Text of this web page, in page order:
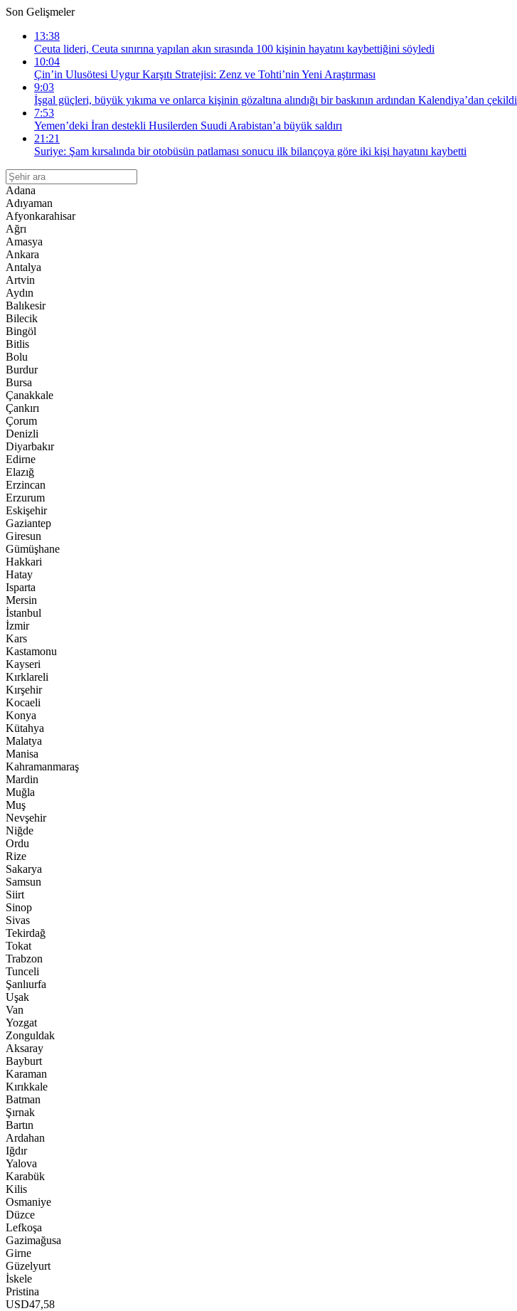
Son Gelişmeler
13:38
Ceuta lideri, Ceuta sınırına yapılan akın sırasında 100 kişinin hayatını kaybettiğini söyledi
10:04
Çin’in Ulusötesi Uygur Karşıtı Stratejisi: Zenz ve Tohti’nin Yeni Araştırması
9:03
İşgal güçleri, büyük yıkıma ve onlarca kişinin gözaltına alındığı bir baskının ardından Kalendiya’dan çekildi
7:53
Yemen’deki İran destekli Husilerden Suudi Arabistan’a büyük saldırı
21:21
Suriye: Şam kırsalında bir otobüsün patlaması sonucu ilk bilançoya göre iki kişi hayatını kaybetti
Adana
Adıyaman
Afyonkarahisar
Ağrı
Amasya
Ankara
Antalya
Artvin
Aydın
Balıkesir
Bilecik
Bingöl
Bitlis
Bolu
Burdur
Bursa
Çanakkale
Çankırı
Çorum
Denizli
Diyarbakır
Edirne
Elazığ
Erzincan
Erzurum
Eskişehir
Gaziantep
Giresun
Gümüşhane
Hakkari
Hatay
Isparta
Mersin
İstanbul
İzmir
Kars
Kastamonu
Kayseri
Kırklareli
Kırşehir
Kocaeli
Konya
Kütahya
Malatya
Manisa
Kahramanmaraş
Mardin
Muğla
Muş
Nevşehir
Niğde
Ordu
Rize
Sakarya
Samsun
Siirt
Sinop
Sivas
Tekirdağ
Tokat
Trabzon
Tunceli
Şanlıurfa
Uşak
Van
Yozgat
Zonguldak
Aksaray
Bayburt
Karaman
Kırıkkale
Batman
Şırnak
Bartın
Ardahan
Iğdır
Yalova
Karabük
Kilis
Osmaniye
Düzce
Lefkoşa
Gazimağusa
Girne
Güzelyurt
İskele
Pristina
USD47,58